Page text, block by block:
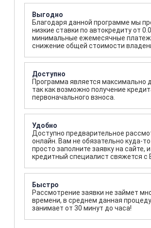
Выгодно
Благодаря данной программе мы
низкие ставки по автокредиту от
минимальные ежемесячные
снижение общей стоимости
Доступно
Программа является максимально
так как возможно получение
первоначального взноса.
Удобно
Доступно предварительное
онлайн. Вам не обязательно куда-то
просто заполните заявку на сайте, и
кредитный специалист свяжется с
Быстро
Рассмотрение заявки не займет
времени, в среднем данная
занимает от 30 минут до часа!